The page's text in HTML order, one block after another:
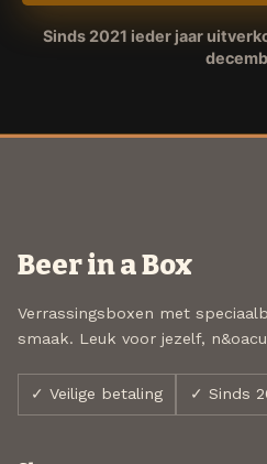
Sinds 2021 ieder jaar
Beer in a Box
Verrassingsboxen met
smaak. Leuk voor jezelf,
✓ Veilige betaling ✓ Sinds